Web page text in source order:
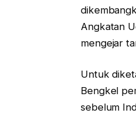
Angkatan
mengejar
Untuk
Bengkel
sebelum